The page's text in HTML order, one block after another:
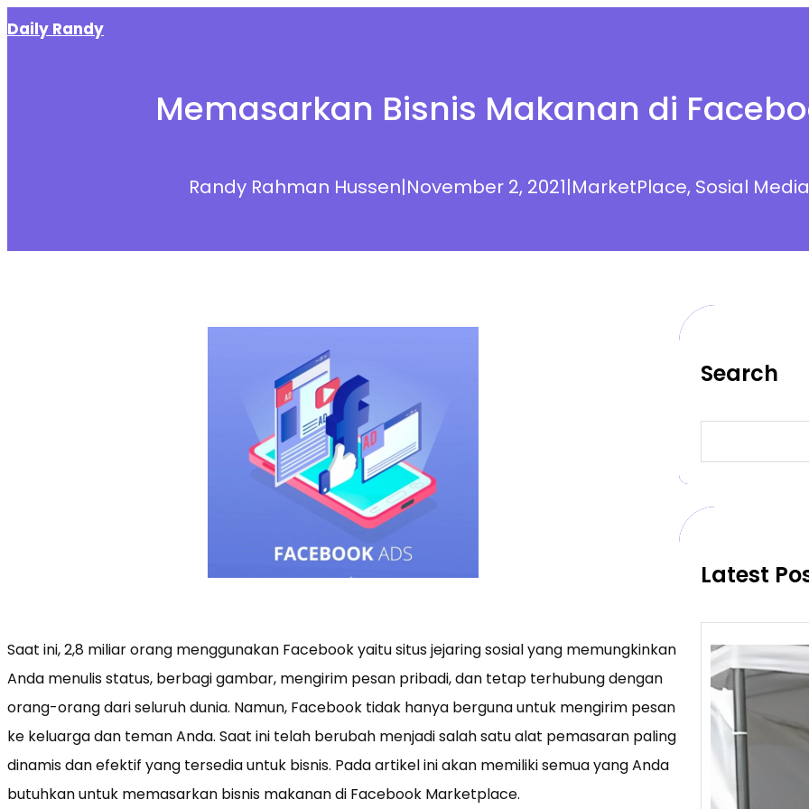
to
Daily Randy
Memasarkan Bisnis Makanan di
Randy Rahman Hussen|November 2, 2021|MarketPlace, Sosial Media
Saat ini, 2,8 miliar orang menggunakan Facebook yaitu situs jejaring sosial yang memungkinkan
Anda menulis status, berbagi gambar, mengirim pesan pribadi, dan tetap terhubung dengan
orang-orang dari seluruh dunia. Namun, Facebook tidak hanya berguna untuk mengirim pesan
ke keluarga dan teman Anda. Saat ini telah berubah menjadi salah satu alat pemasaran paling
dinamis dan efektif yang tersedia untuk bisnis. Pada artikel ini akan memiliki semua yang Anda
butuhkan untuk memasarkan bisnis makanan di Facebook Marketplace.
Search
a
c
Latest